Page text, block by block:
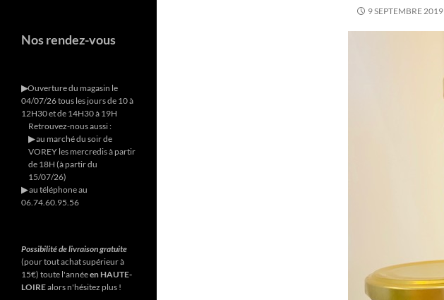
9 SEPTEMBRE 2019
Nos rendez-vous
▶︎Ouverture du magasin le
04/07/26 tous les jours de 10 à
12H30 et de 14H30 à 19H
Retrouvez-nous aussi :
▶︎au marché du soir de
VOREY les mercredis à partir
de 18H (à partir du
15/07/26)
▶︎au téléphone au
06.74.60.95.56
Possibilité de livraison gratuite
(pour tout achat supérieur à
15€) toute l'annéeen HAUTE-
LOIREalors n'hésitez plus !